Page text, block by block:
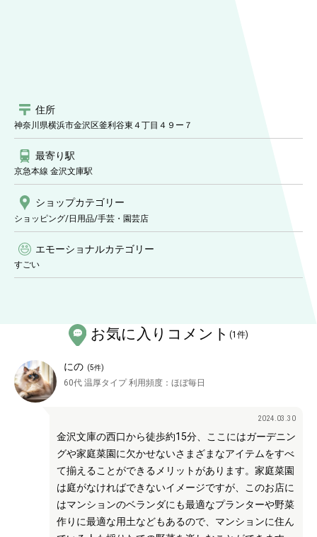
住所
神奈川県横浜市金沢区釜利谷東４丁目４９ー７
最寄り駅
京急本線 金沢文庫駅
ショップカテゴリー
ショッピング/日用品/手芸・園芸店
エモーショナルカテゴリー
すごい
お気に入りコメント (1 件)
にの (5件)
60代 温厚タイプ利用頻度： ほぼ毎日
2024.03.30
金沢文庫の西口から徒歩約15分、ここにはガーデニン
グや家庭菜園に欠かせないさまざまなアイテムをすべ
て揃えることができるメリットがあります。家庭菜園
は庭がなければできないイメージですが、このお店に
はマンションのベランダにも最適なプランターや野菜
作りに最適な用土などもあるので、マンションに住ん